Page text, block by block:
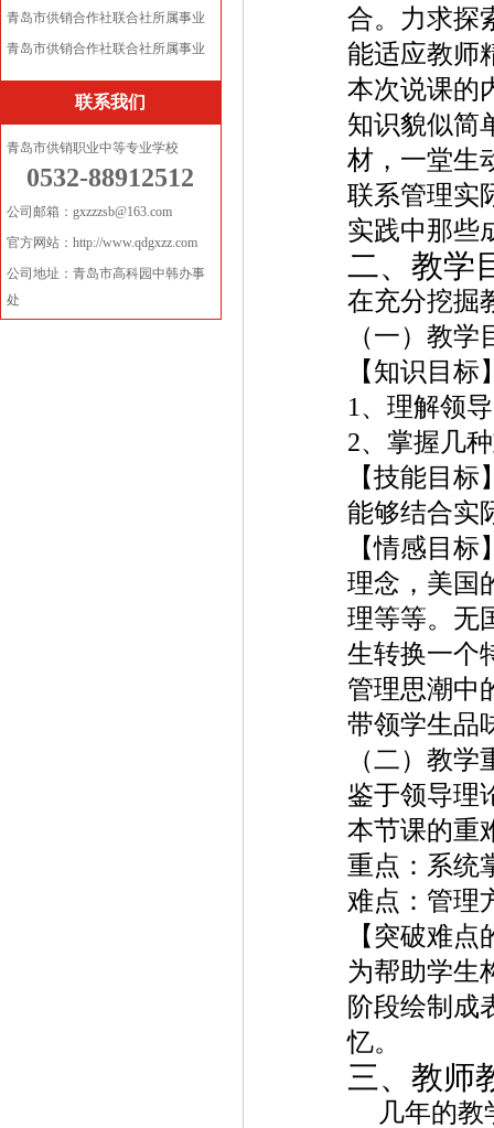
青岛市供销合作社联合社所属事业
单...
青岛市供销合作社联合社所属事业
单...
联系我们
青岛市供销职业中等专业学校
0532-88912512
公司邮箱：gxzzzsb@163.com
官方网站：http://www.qdgxzz.com
公司地址：青岛市高科园中韩办事
处
合。力求探
能适应教师
本次说课的
知识貌似简
材，一堂生
联系管理实
实践中那些
二、教学
在充分挖掘
（一）教学
【知识目标
1 、理解领
2、掌握几
【技能目标
能够结合实
【情感目
理念，美国
理等等。无
生转换一个
管理思潮中
带领学生品
（二）教
鉴于领导理
本节课的重
重点：系统
难点：管理
【突破难
为帮助学生
阶段绘制成
忆。
三、教师
几年的